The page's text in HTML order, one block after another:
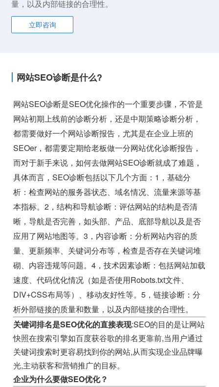
量，以及内部链接的合理性。
立即咨询
网站SEO诊断是什么?
网站SEO诊断是SEO优化操作的一个重要步骤，不管是
网站初期上线前的诊断分析，还是中期策略诊断分析，
都需要做好一个网站诊断报告，尤其是在企业上班的
SEOer，都需要定期给老板做一分网站优化诊断报告，
而对于新手来说，如何去做网站SEO诊断就成了难题，
具体而言，SEO诊断包括以下几个方面：1，基础分
析：检查网站的服务器状态、域名情况、流量来源等基
本指标。2，结构和导航诊断：评估网站的结构是否清
晰，导航是否完善，如头部、产品、底部导航以及是否
应用了网站地图等。3，内容诊断：分析网站内容的质
量、更新频率、关键词分布等，检查是否存在关键词堆
砌、内容违规等问题。4，技术因素诊断：包括网站加载
速度、代码优化情况（如是否使用Robots.txt文件、
DIV+CSS布局等）、移动友好性等。5，链接诊断：分
析外部链接的质量和数量，以及内部链接的合理性。
关键词排名是SEO优化的直接表现:SEO的目的是让网站
快照在搜索引擎如百度获谷歌的排名更靠前,当用户通过
关键词搜索时更容易找到你的网站,从而实现企业品牌曝
光,主动获客和营销推广的目标。
企业为什么要做SEO优化？